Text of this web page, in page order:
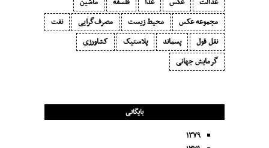
مجموعه عکس
محیط زیست مصرف‌گرایی‬
نفت
نقل قول
پسماند پلاستیک
کشاورزی
گرمایش جهانی
بایگانی
۱۳۷۹